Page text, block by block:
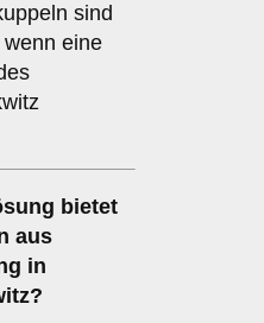
sind
eine
bietet
aus
in